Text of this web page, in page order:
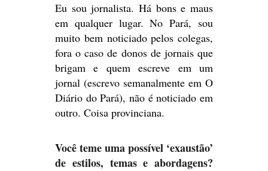
Eu sou jornalista. Há bons e maus
em qualquer lugar. No Pará, sou
muito bem noticiado pelos colegas,
fora o caso de donos de jornais que
brigam e quem escreve em um
jornal (escrevo semanalmente em O
Diário do Pará), não é noticiado em
outro. Coisa provinciana.
Você teme uma possível ‘exaustão’
de estilos, temas e abordagens?